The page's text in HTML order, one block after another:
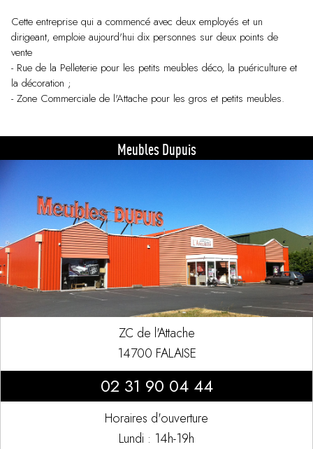
Cette entreprise qui a commencé avec deux employés et un
dirigeant, emploie aujourd'hui dix personnes sur deux points de
vente
- Rue de la Pelleterie pour les petits meubles déco, la puériculture et
la décoration ;
- Zone Commerciale de l'Attache pour les gros et petits meubles.
Meubles Dupuis
ZC de l'Attache
14700 FALAISE
02 31 90 04 44
Horaires d'ouverture
Lundi : 14h-19h